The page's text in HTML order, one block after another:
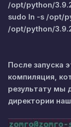
/opt/python/
sudo ln -s /opt/
/opt/python/
После запуска
компиляция,
результату мы
директории